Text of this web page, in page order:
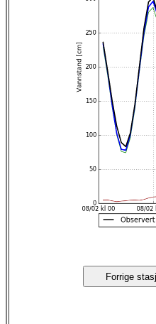
Forrige